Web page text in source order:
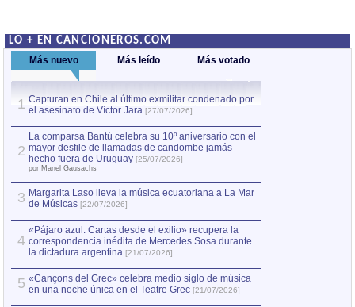
LO + EN CANCIONEROS.COM
Más nuevo Más leído Más votado
1 Capturan en Chile al último exmilitar condenado por
el asesinato de Víctor Jara [27/07/2026]
2
La comparsa Bantú celebra su 10º aniversario con el
mayor desfile de llamadas de candombe jamás
hecho fuera de Uruguay [25/07/2026]
por Manel Gausachs
3 Margarita Laso lleva la música ecuatoriana a La Mar
de Músicas [22/07/2026]
4
«Pájaro azul. Cartas desde el exilio» recupera la
correspondencia inédita de Mercedes Sosa durante
la dictadura argentina [21/07/2026]
5 «Cançons del Grec» celebra medio siglo de música
en una noche única en el Teatre Grec [21/07/2026]